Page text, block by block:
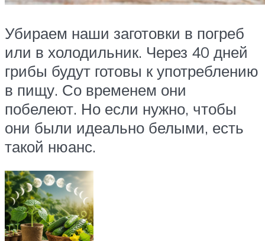
Убираем наши заготовки в погреб
или в холодильник. Через 40 дней
грибы будут готовы к употреблению
в пищу. Со временем они
побелеют. Но если нужно, чтобы
они были идеально белыми, есть
такой нюанс.